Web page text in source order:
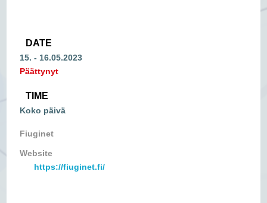
DATE
15. - 16.05.2023
Päättynyt
TIME
Koko päivä
Fiuginet
Website
https://fiuginet.fi/